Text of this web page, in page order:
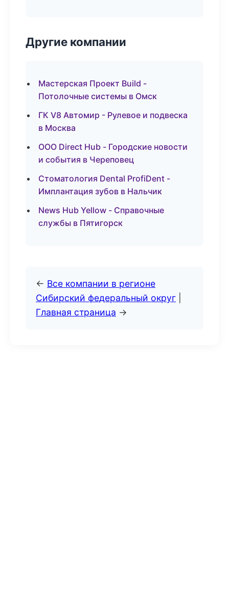
Другие компании
Мастерская Проект Build -
Потолочные системы в Омск
ГК V8 Автомир - Рулевое и подвеска
в Москва
ООО Direct Hub - Городские новости
и события в Череповец
Стоматология Dental ProfiDent -
Имплантация зубов в Нальчик
News Hub Yellow - Справочные
службы в Пятигорск
← Все компании в регионе
Сибирский федеральный округ
Главная страница →